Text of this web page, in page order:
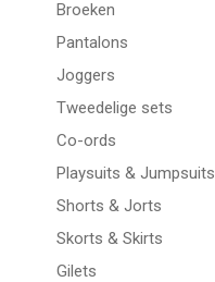
Broeken
Pantalons
Joggers
Tweedelige sets
Co-ords
Playsuits & Jumpsuits
Shorts & Jorts
Skorts & Skirts
Gilets